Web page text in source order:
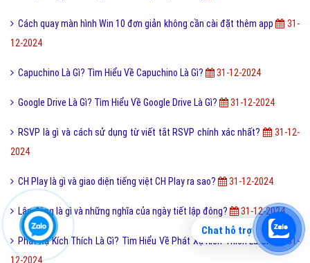
Cách quay màn hình Win 10 đơn giản không cần cài đặt thêm app
31-
12-2024
Capuchino Là Gì? Tìm Hiểu Về Capuchino Là Gì? 31-12-2024
Google Drive Là Gì? Tìm Hiểu Về Google Drive Là Gì? 31-12-2024
RSVP là gì và cách sử dụng từ viết tắt RSVP chính xác nhất?
31-12-
2024
CH Play là gì và giao diện tiếng việt CH Play ra sao? 31-12-2024
Lập đông là gì và những nghĩa của ngày tiết lập đông? 31-12-2024
Phát Xạ Kích Thích Là Gì? Tìm Hiểu Về Phát Xạ Kích Thích Là Gì?
31-
12-2024
Chat hỗ trợ